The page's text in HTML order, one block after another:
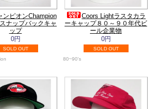
ンピオンChampion
ナップバックキャ
ップ
0円
SOLD OUT
Coors Lightラスタカラ
ーキャップ８０～９０年代ビ
ール企業物
0円
SOLD OUT
80~90's